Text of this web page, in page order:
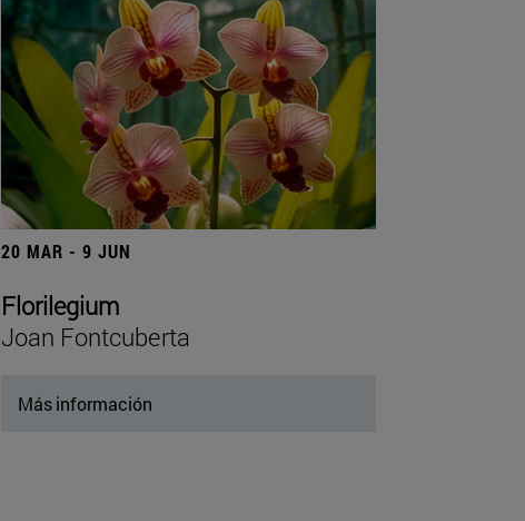
20 MAR - 9 JUN
Florilegium
Joan Fontcuberta
Más información